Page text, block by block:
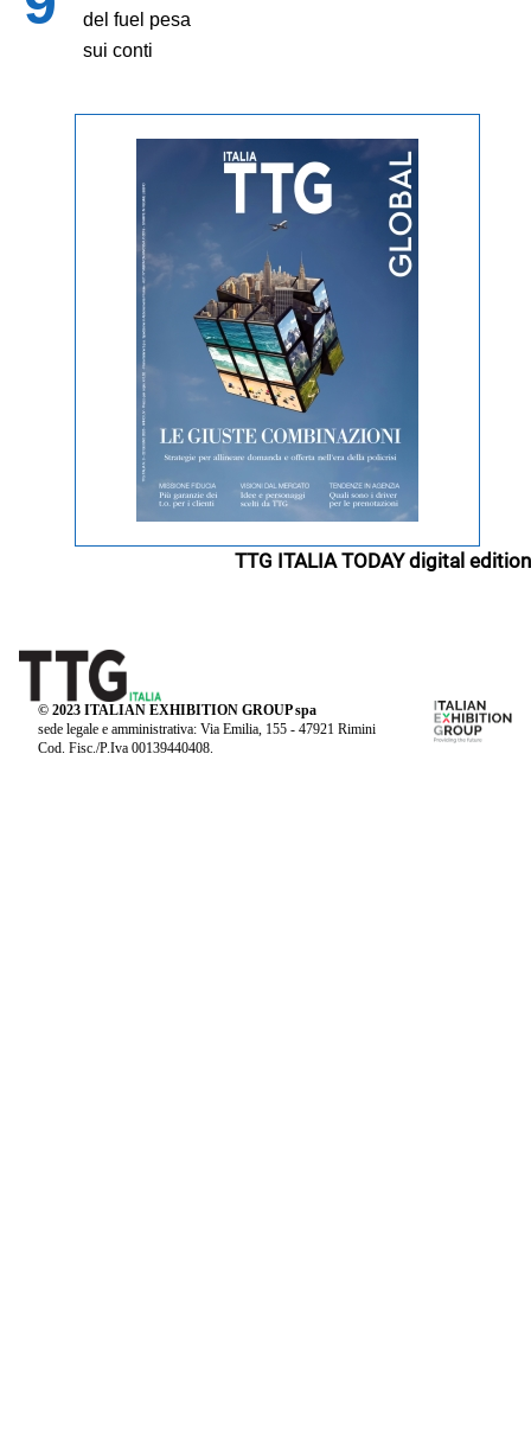
del fuel pesa
sui conti
TTG ITALIA TODAY digital edition
© 2023 ITALIAN EXHIBITION GROUP spa
sede legale e amministrativa: Via Emilia, 155 - 47921 Rimini
Cod. Fisc./P.Iva 00139440408.